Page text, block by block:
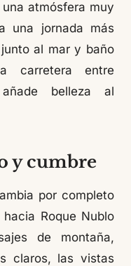
atmósfera muy
una jornada más
al mar y baño
carretera entre
belleza al
y cumbre
por completo
Roque Nublo
de montaña,
claros, las vistas